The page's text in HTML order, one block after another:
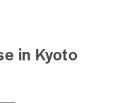
in Kyoto